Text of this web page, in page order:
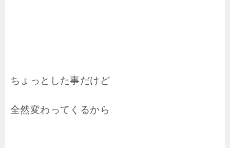
ちょっとした事だけど
全然変わってくるから